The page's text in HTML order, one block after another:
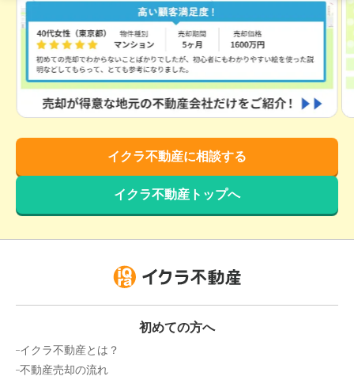
イクラ不動産に相談する
イクラ不動産トップへ
初めての方へ
イクラ不動産とは？
不動産売却の流れ